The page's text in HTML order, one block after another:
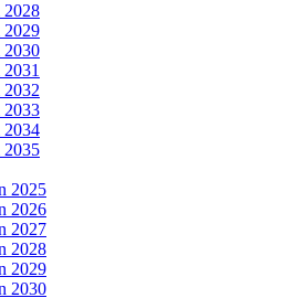
2028
2029
2030
2032
2033
2034
2035
2025
2026
2027
2028
2029
2030